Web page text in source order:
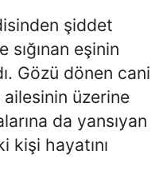
şiddet
eşinin
Gözü dönen cani
üzerine
da yansıyan
kişi hayatını